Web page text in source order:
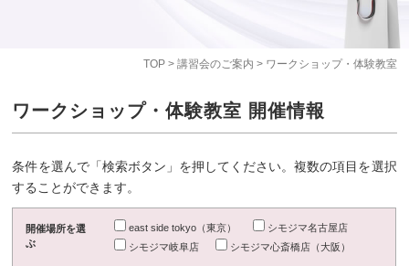
TOP> 講習会のご案内 > ワークショップ・体験教室
ワークショップ・体験教室 開催情報
条件を選んで「検索ボタン」を押してください。複数の項目を選択
することができます。
開催場所を選
ぶ
east side tokyo（東京）
シモジマ名古屋店
シモジマ岐阜店
シモジマ心斎橋店（大阪）